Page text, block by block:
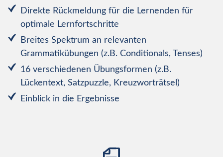
Direkte Rückmeldung für die Lernenden für
optimale Lernfortschritte
Breites Spektrum an relevanten
Grammatikübungen (z.B. Conditionals, Tenses)
16 verschiedenen Übungsformen (z.B.
Lückentext, Satzpuzzle, Kreuzworträtsel)
Einblick in die Ergebnisse